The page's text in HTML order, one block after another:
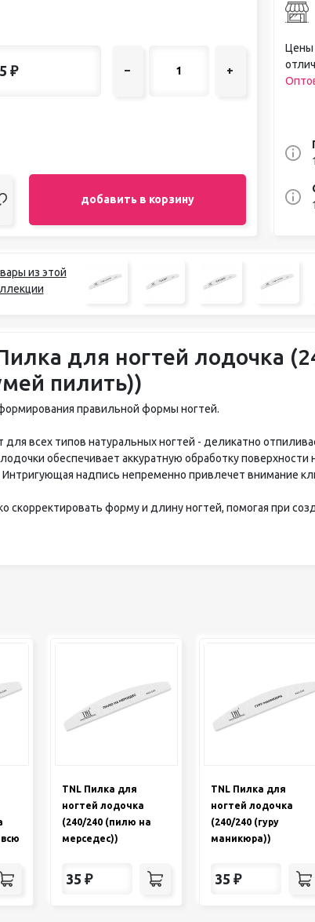
ногтей
кутикулой и
₽ – +
добавить в корзину
Цены
из этой
для ногтей лодочка
пилить))
правильной формы ногтей.
для всех типов натуральных ногтей - деликатно
обеспечивает аккуратную обработку поверхности
Интригующая надпись непременно привлечет внимание
скорректировать форму и длину ногтей, помогая при
TNL Пилка для
ногтей лодочка
(240/240 (пилю на
мерседес))
35 ₽
TNL Пилка для
ногтей лодочка
(240/240 (гуру
маникюра))
35 ₽